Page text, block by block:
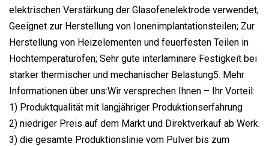
elektrischen Verstärkung der Glasofenelektrode verwendet;
Geeignet zur Herstellung von Ionenimplantationsteilen; Zur
Herstellung von Heizelementen und feuerfesten Teilen in
Hochtemperaturöfen; Sehr gute interlaminare Festigkeit bei
starker thermischer und mechanischer Belastung5. Mehr
Informationen über uns:Wir versprechen Ihnen – Ihr Vorteil:
1) Produktqualität mit langjähriger Produktionserfahrung
2) niedriger Preis auf dem Markt und Direktverkauf ab Werk.
3) die gesamte Produktionslinie vom Pulver bis zum